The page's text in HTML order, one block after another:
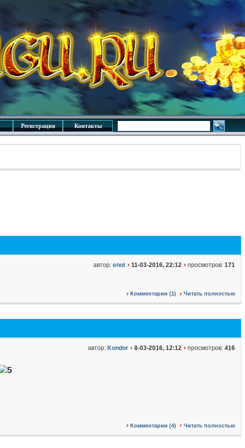
Регистрация Контакты
автор: enot 11-03-2016, 22:12 просмотров: 171
Комментарии (1) Читать полностью
автор: Kondor 8-03-2016, 12:12 просмотров: 416
Комментарии (4) Читать полностью